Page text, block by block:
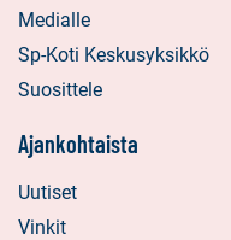
Medialle
Sp-Koti Keskusyksikkö
Suosittele
Ajankohtaista
Uutiset
Vinkit